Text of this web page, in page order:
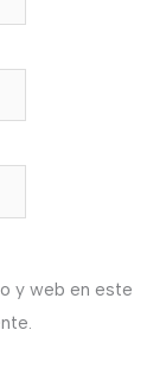
y web en este